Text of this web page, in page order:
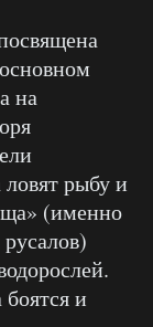
на
ловят рыбу и
(именно
и